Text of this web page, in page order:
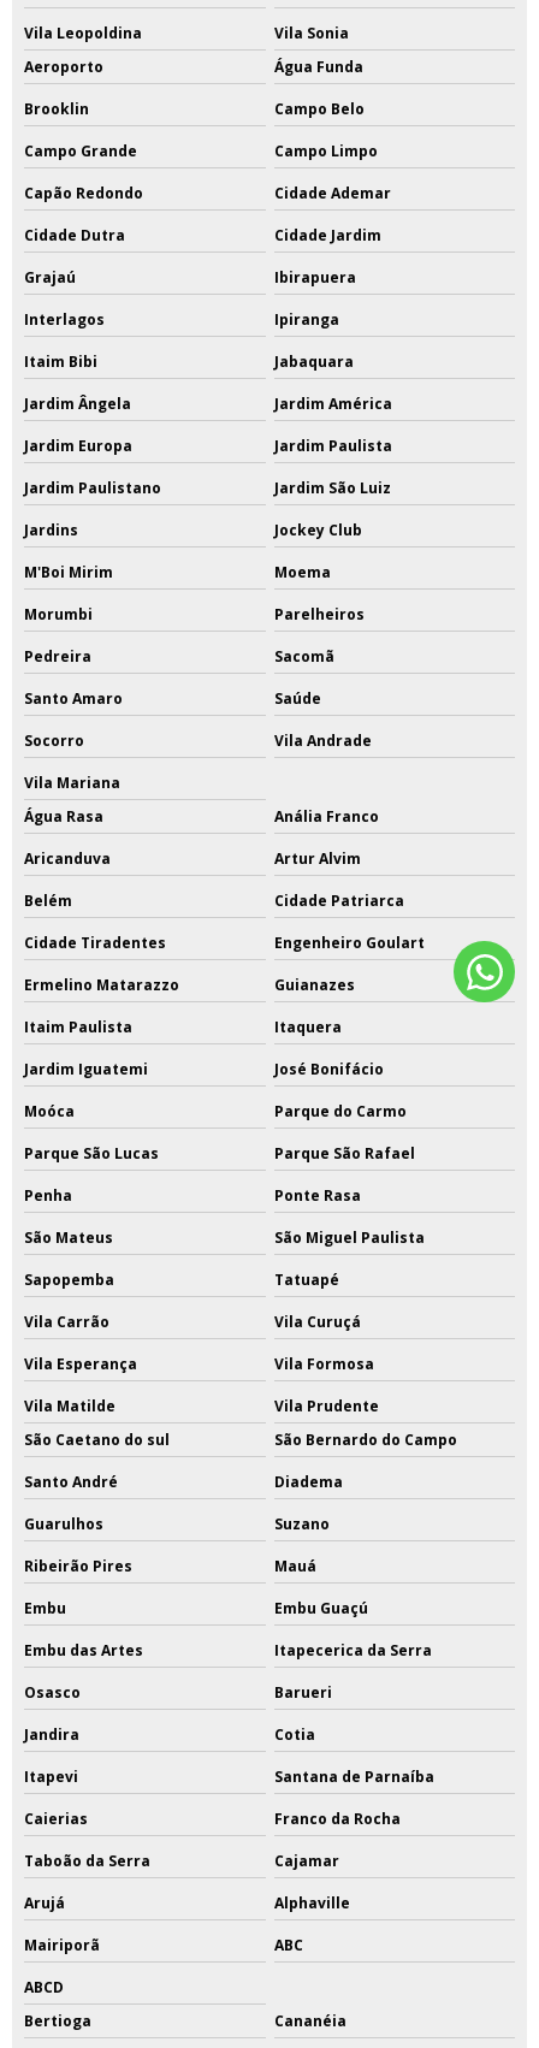
Vila Leopoldina
Vila Sonia
Aeroporto
Água Funda
Brooklin Campo Belo
Campo Grande Campo Limpo
Capão Redondo Cidade Ademar
Cidade Dutra Cidade Jardim
Grajaú Ibirapuera
Interlagos Ipiranga
Itaim Bibi Jabaquara
Jardim Ângela Jardim América
Jardim Europa Jardim Paulista
Jardim Paulistano Jardim São Luiz
Jardins Jockey Club
M'Boi Mirim Moema
Morumbi Parelheiros
Pedreira Sacomã
Santo Amaro Saúde
Socorro Vila Andrade
Vila Mariana
Água Rasa
Anália Franco
Aricanduva Artur Alvim
Belém Cidade Patriarca
Cidade Tiradentes Engenheiro Goulart
Ermelino Matarazzo Guianazes
Itaim Paulista Itaquera
Jardim Iguatemi José Bonifácio
Moóca Parque do Carmo
Parque São Lucas Parque São Rafael
Penha Ponte Rasa
São Mateus São Miguel Paulista
Sapopemba Tatuapé
Vila Carrão Vila Curuçá
Vila Esperança Vila Formosa
Vila Matilde
Vila Prudente
São Caetano do sul
São Bernardo do Campo
Santo André Diadema
Guarulhos Suzano
Ribeirão Pires Mauá
Embu Embu Guaçú
Embu das Artes Itapecerica da Serra
Osasco Barueri
Jandira Cotia
Itapevi Santana de Parnaíba
Caierias Franco da Rocha
Taboão da Serra Cajamar
Arujá Alphaville
Mairiporã ABC
ABCD
Bertioga
Cananéia